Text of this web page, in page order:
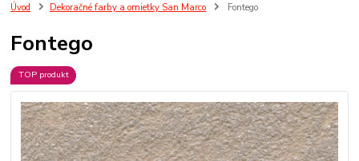
Úvod Dekoračné farby a omietky San Marco Fontego
Fontego
TOP produkt